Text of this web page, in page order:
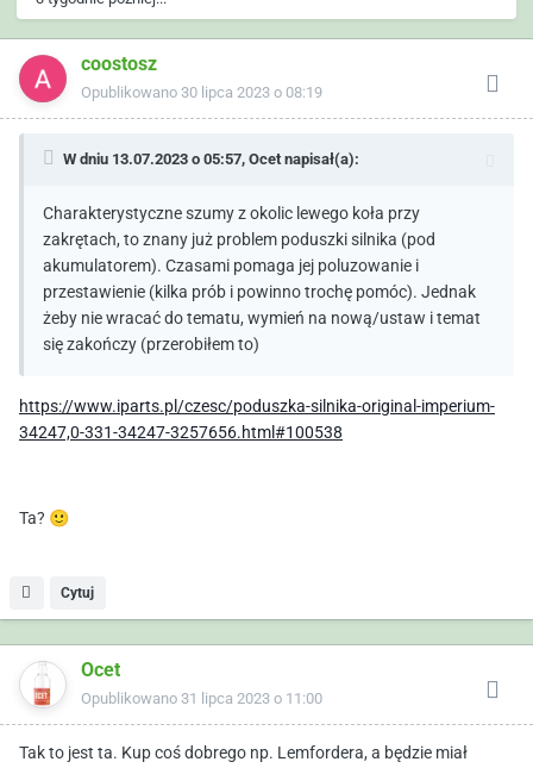
coostosz
Opublikowano 30 lipca 2023 o 08:19
W dniu 13.07.2023 o 05:57, Ocetnapisał(a):
Charakterystyczne szumy z okolic lewego koła przy
zakrętach, to znany już problem poduszki silnika (pod
akumulatorem). Czasami pomaga jej poluzowanie i
przestawienie (kilka prób i powinno trochę pomóc). Jednak
żeby nie wracać do tematu, wymień na nową/ustaw i temat
się zakończy (przerobiłem to)
https://www.iparts.pl/czesc/poduszka-silnika-original-imperium-
34247,0-331-34247-3257656.html#100538
Ta? 🙂
Cytuj
Ocet
Opublikowano 31 lipca 2023 o 11:00
Tak to jest ta. Kup coś dobrego np. Lemfordera, a będzie miał